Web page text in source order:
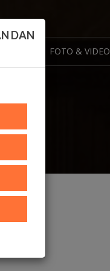
FOTO & VIDEO
DAN